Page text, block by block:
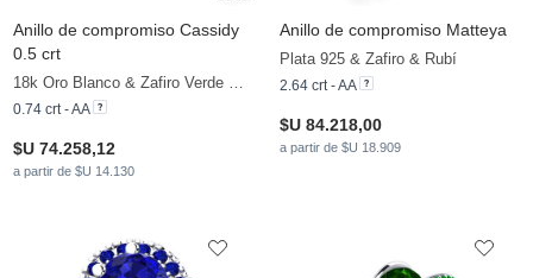
Anillo de compromiso Cassidy
0.5 crt
18k Oro Blanco & Zafiro Verde & Esmeralda & Zafiro
0.74 crt - AA
$U 74.258,12
a partir de $U 14.130
Anillo de compromiso Matteya
Plata 925 & Zafiro & Rubí
2.64 crt - AA
$U 84.218,00
a partir de $U 18.909